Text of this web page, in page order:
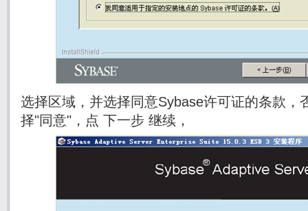
选择区域，并选择同意Sybase许可证的条款，
择"同意"，点 下一步 继续，